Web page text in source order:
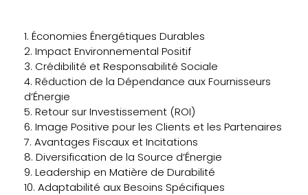
1. Économies Énergétiques Durables
2. Impact Environnemental Positif
3. Crédibilité et Responsabilité Sociale
4. Réduction de la Dépendance aux Fournisseurs
d’Énergie
5. Retour sur Investissement (ROI)
6. Image Positive pour les Clients et les Partenaires
7. Avantages Fiscaux et Incitations
8. Diversification de la Source d’Énergie
9. Leadership en Matière de Durabilité
10. Adaptabilité aux Besoins Spécifiques